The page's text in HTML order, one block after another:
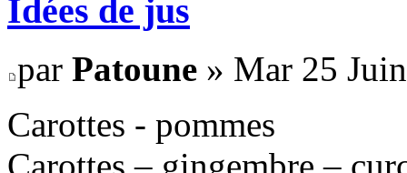
Idées de jus
par Patoune » Mar 25
Carottes - pommes